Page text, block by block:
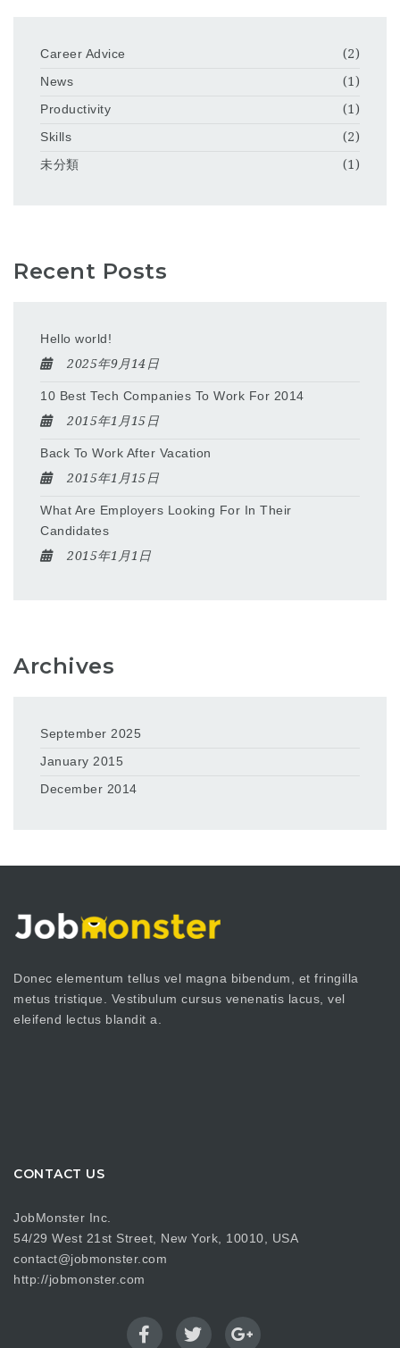
Career Advice
(2)
News
(1)
Productivity
(1)
Skills
(2)
未分類
(1)
Recent Posts
Hello world!
2025年9月14日
10 Best Tech Companies To Work For 2014
2015年1月15日
Back To Work After Vacation
2015年1月15日
What Are Employers Looking For In Their
Candidates
2015年1月1日
Archives
September 2025
January 2015
December 2014
Donec elementum tellus vel magna bibendum, et fringilla
metus tristique. Vestibulum cursus venenatis lacus, vel
eleifend lectus blandit a.
CONTACT US
JobMonster Inc.
54/29 West 21st Street, New York, 10010, USA
contact@jobmonster.com
http://jobmonster.com